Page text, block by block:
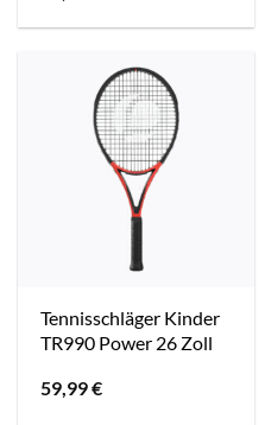
Tennisschläger Kinder
TR990 Power 26 Zoll
59,99€